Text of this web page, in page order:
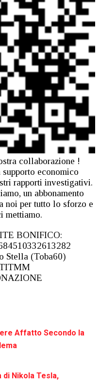
collaborazione !
economico
rapporti investigativi.
un abbonamento
noi per tutto lo sforzo e
mettiamo.
BONIFICO:
Stella (Toba60)
Affatto Secondo la
di Nikola Tesla,